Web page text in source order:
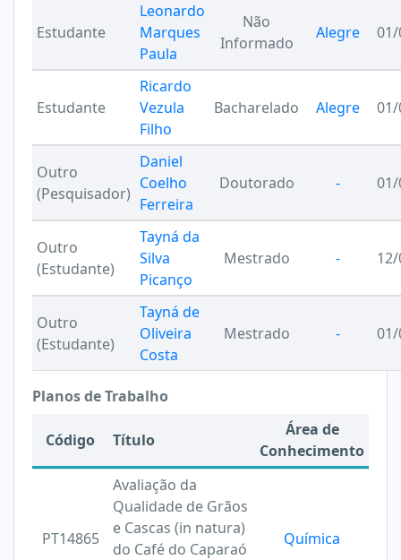
Estudante
Leonardo
Marques
Paula
Não
Informado
Alegre
Estudante
Ricardo
Vezula
Filho
Bacharelado Alegre
Outro
(Pesquisador)
Daniel
Coelho
Ferreira
Doutorado -
Outro
(Estudante)
Tayná da
Silva
Picanço
Mestrado -
Outro
(Estudante)
Tayná de
Oliveira
Costa
Mestrado -
Planos de Trabalho
Código Título
Área de
Conhecimento
PT14865
Avaliação da
Qualidade de Grãos
e Cascas (in natura)
do Café do Caparaó
Química